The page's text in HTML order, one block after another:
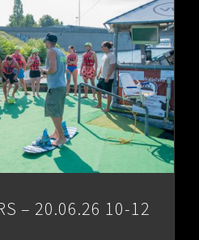
– 20.06.26 10-12